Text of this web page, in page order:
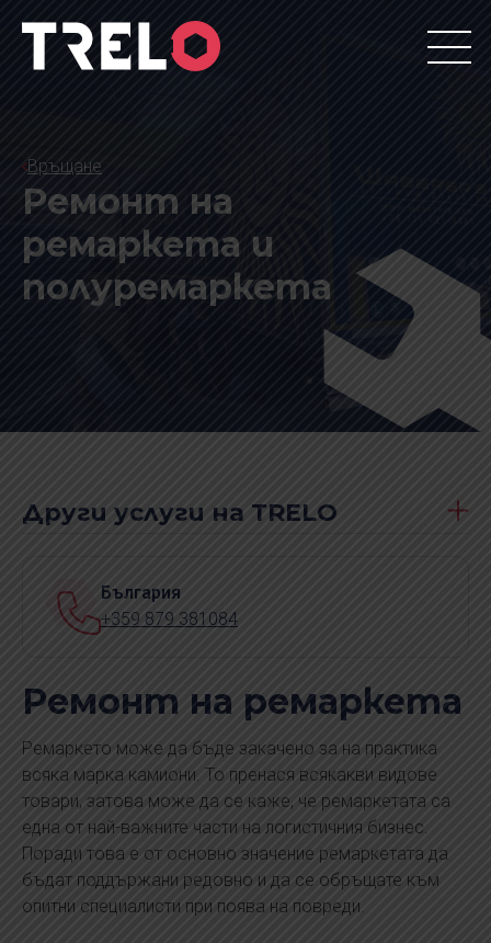
Връщане
Ремонт на
ремаркета и
полуремаркета
България
+359 879 381084
Ремонт на ремаркета
Ремаркето може да бъде закачено за на практика
всяка марка камиони. То пренася всякакви видове
товари, затова може да се каже, че ремаркетата са
една от най-важните части на логистичния бизнес.
Поради това е от основно значение ремаркетата да
бъдат поддържани редовно и да се обръщате към
опитни специалисти при поява на повреди.
Други услуги на TRELO